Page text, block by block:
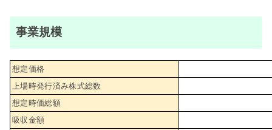
事業規模
想定価格
上場時発行済み株式総数
想定時価総額
吸収金額